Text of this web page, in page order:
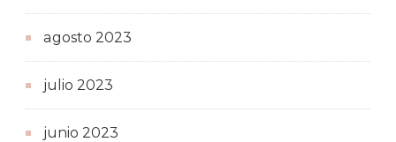
agosto 2023
julio 2023
junio 2023